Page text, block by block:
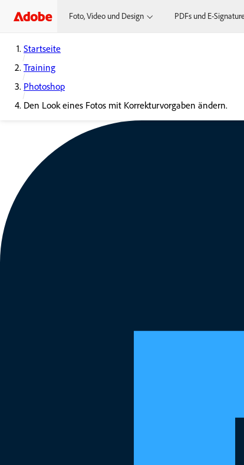
Foto, Video und Design PDFs und E-
Startseite
Training
Photoshop
Den Look eines Fotos mit Korrekturvorgaben ändern.